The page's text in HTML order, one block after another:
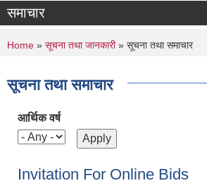
समाचार
You are here
Home » सूचना तथा जानकारी» सूचना तथा समाचार
सूचना तथा समाचार
आर्थिक वर्ष
Invitation For Online Bids